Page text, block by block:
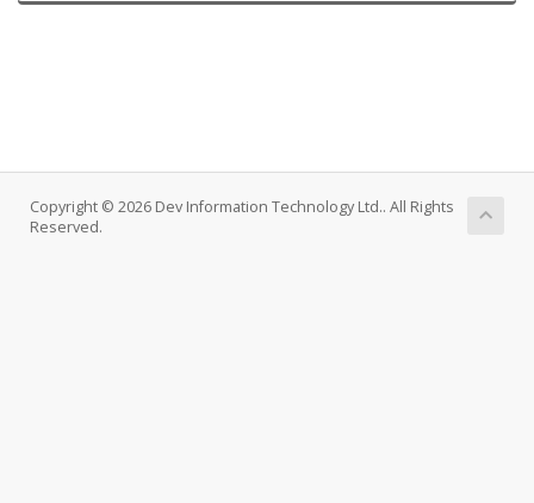
Copyright © 2026 Dev Information Technology Ltd.. All Rights
Reserved.